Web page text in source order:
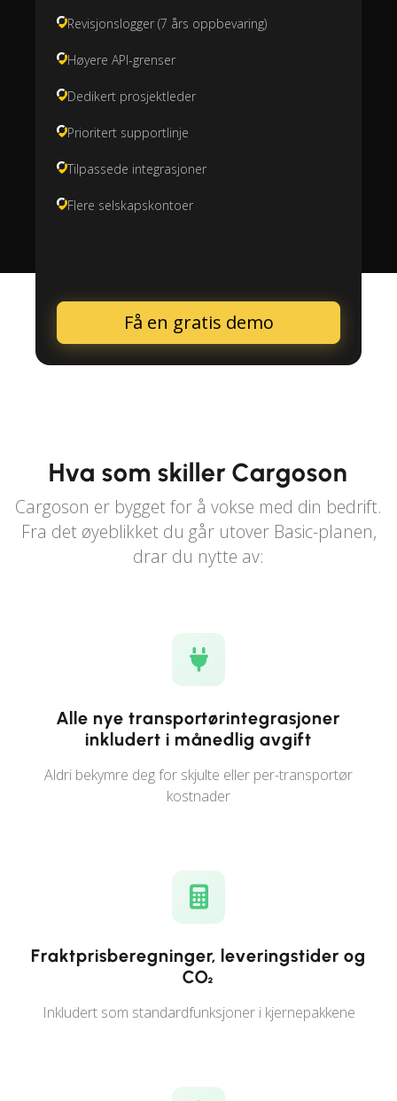
Revisjonslogger (7 års oppbevaring)
Høyere API-grenser
Dedikert prosjektleder
Prioritert supportlinje
Tilpassede integrasjoner
Flere selskapskontoer
Få en gratis demo
Hva som skiller Cargoson
Cargoson er bygget for å vokse med din bedrift.
Fra det øyeblikket du går utover Basic-planen,
drar du nytte av:
Alle nye transportørintegrasjoner
inkludert i månedlig avgift
Aldri bekymre deg for skjulte eller per-transportør
kostnader
Fraktprisberegninger, leveringstider og
CO₂
Inkludert som standardfunksjoner i kjernepakkene